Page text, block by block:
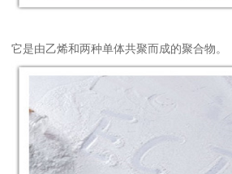
它是由乙烯和两种单体共聚而成的聚合物。